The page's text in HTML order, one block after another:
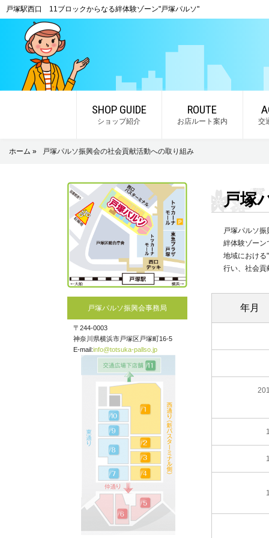
戸塚駅西口 11ブロックからなる絆体験ゾーン"戸塚パルソ"
SHOP GUIDE
ショップ紹介
ROUTE
お店ルート案内 交
ホーム » 戸塚パルソ振興会の社会貢献活動への取り組み
戸塚パルソ振興会事務局
〒244-0003
神奈川県横浜市戸塚区戸塚町16-5
E-mail:info@totsuka-pallso.jp
戸塚
戸塚パルソ
絆体験ゾーン
地域における
行い、社会貢
年月